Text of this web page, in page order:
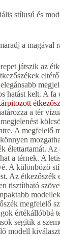
stílusú és
a
játszik az
hatást kelt. A fa
a tér
A megfelelő
élettartamát.
a térnek. A
A különböző
Az
tisztítható
megfelelő
értékállóbbá
segítik a
modell